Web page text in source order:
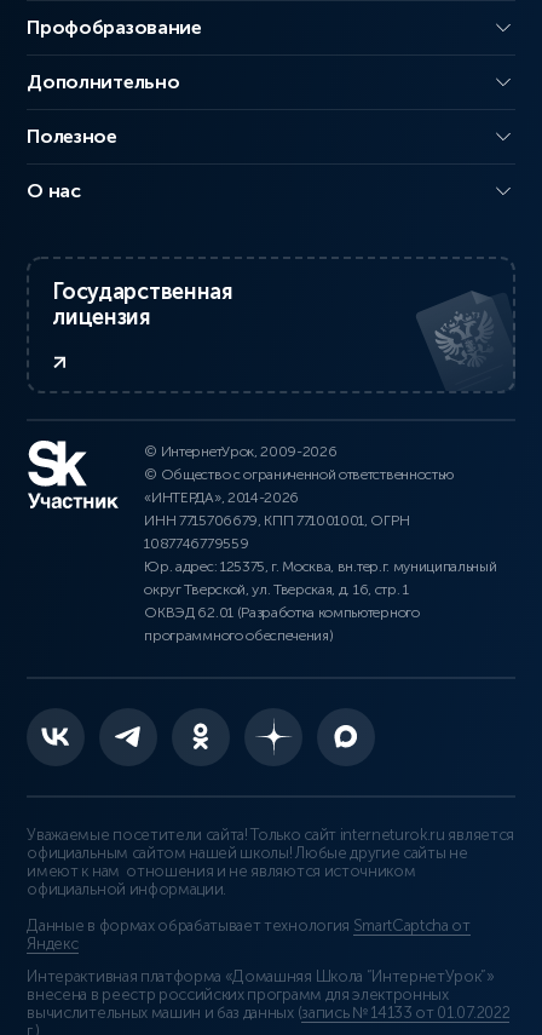
Профобразование
Дополнительно
Полезное
О нас
Государственная
лицензия
© ИнтернетУрок, 2009-2026
© Общество с ограниченной ответственностью
«ИНТЕРДА», 2014-2026
ИНН 7715706679, КПП 771001001, ОГРН
1087746779559
Юр. адрес: 125375, г. Москва, вн.тер.г. муниципальный
округ Тверской, ул. Тверская, д. 16, стр. 1
ОКВЭД 62.01 (Разработка компьютерного
программного обеспечения)
Уважаемые посетители сайта! Только сайт interneturok.ru является
официальным сайтом нашей школы! Любые другие сайты не
имеют к нам отношения и не являются источником
официальной информации.
Данные в формах обрабатывает технология SmartCaptcha от
Яндекс
Интерактивная платформа «Домашняя Школа “ИнтернетУрок”»
внесена в реестр российских программ для электронных
вычислительных машин и баз данных (запись № 14133 от 01.07.2022
г. ).